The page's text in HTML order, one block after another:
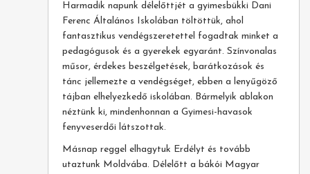
Harmadik napunk délelőttjét a gyimesbükki Dani
Ferenc Általános Iskolában töltöttük, ahol
fantasztikus vendégszeretettel fogadtak minket a
pedagógusok és a gyerekek egyaránt. Színvonalas
műsor, érdekes beszélgetések, barátkozások és
tánc jellemezte a vendégséget, ebben a lenyűgöző
tájban elhelyezkedő iskolában. Bármelyik ablakon
néztünk ki, mindenhonnan a Gyimesi-havasok
fenyveserdői látszottak.
Másnap reggel elhagytuk Erdélyt és tovább
utaztunk Moldvába. Délelőtt a bákói Magyar